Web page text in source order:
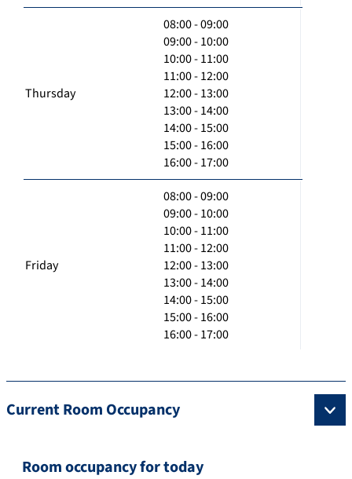
Thursday
08:00 - 09:00
09:00 - 10:00
10:00 - 11:00
11:00 - 12:00
12:00 - 13:00
13:00 - 14:00
14:00 - 15:00
15:00 - 16:00
16:00 - 17:00
Friday
08:00 - 09:00
09:00 - 10:00
10:00 - 11:00
11:00 - 12:00
12:00 - 13:00
13:00 - 14:00
14:00 - 15:00
15:00 - 16:00
16:00 - 17:00
Current Room Occupancy
Room occupancy for today